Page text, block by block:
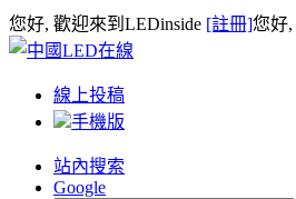
您好, 歡迎來到LEDinside [註冊]您好,
線上投稿
手機版
站內搜索
Google